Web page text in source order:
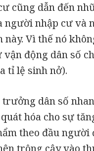
cũng dẫn đến
người nhập cư và
Vì thế nó
động dân số
tỉ lệ sinh nở).
dân số
hóa cho sự
theo đầu
trông cậy vào